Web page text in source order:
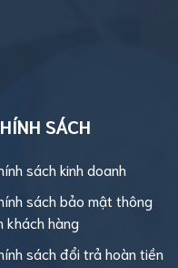
SÁCH
sách kinh doanh
sách bảo mật thông
khách hàng
sách đổi trả hoàn tiền